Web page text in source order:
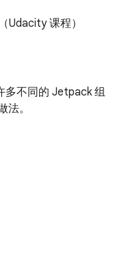
（Udacity 课程）
多不同的 Jetpack 组
。